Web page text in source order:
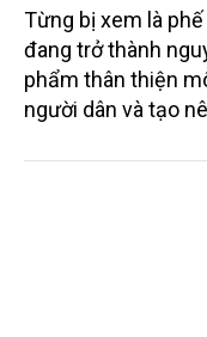
Từng bị xem là
đang trở thành
phẩm thân thiện
người dân và tạo
chén, dĩa... từ mo